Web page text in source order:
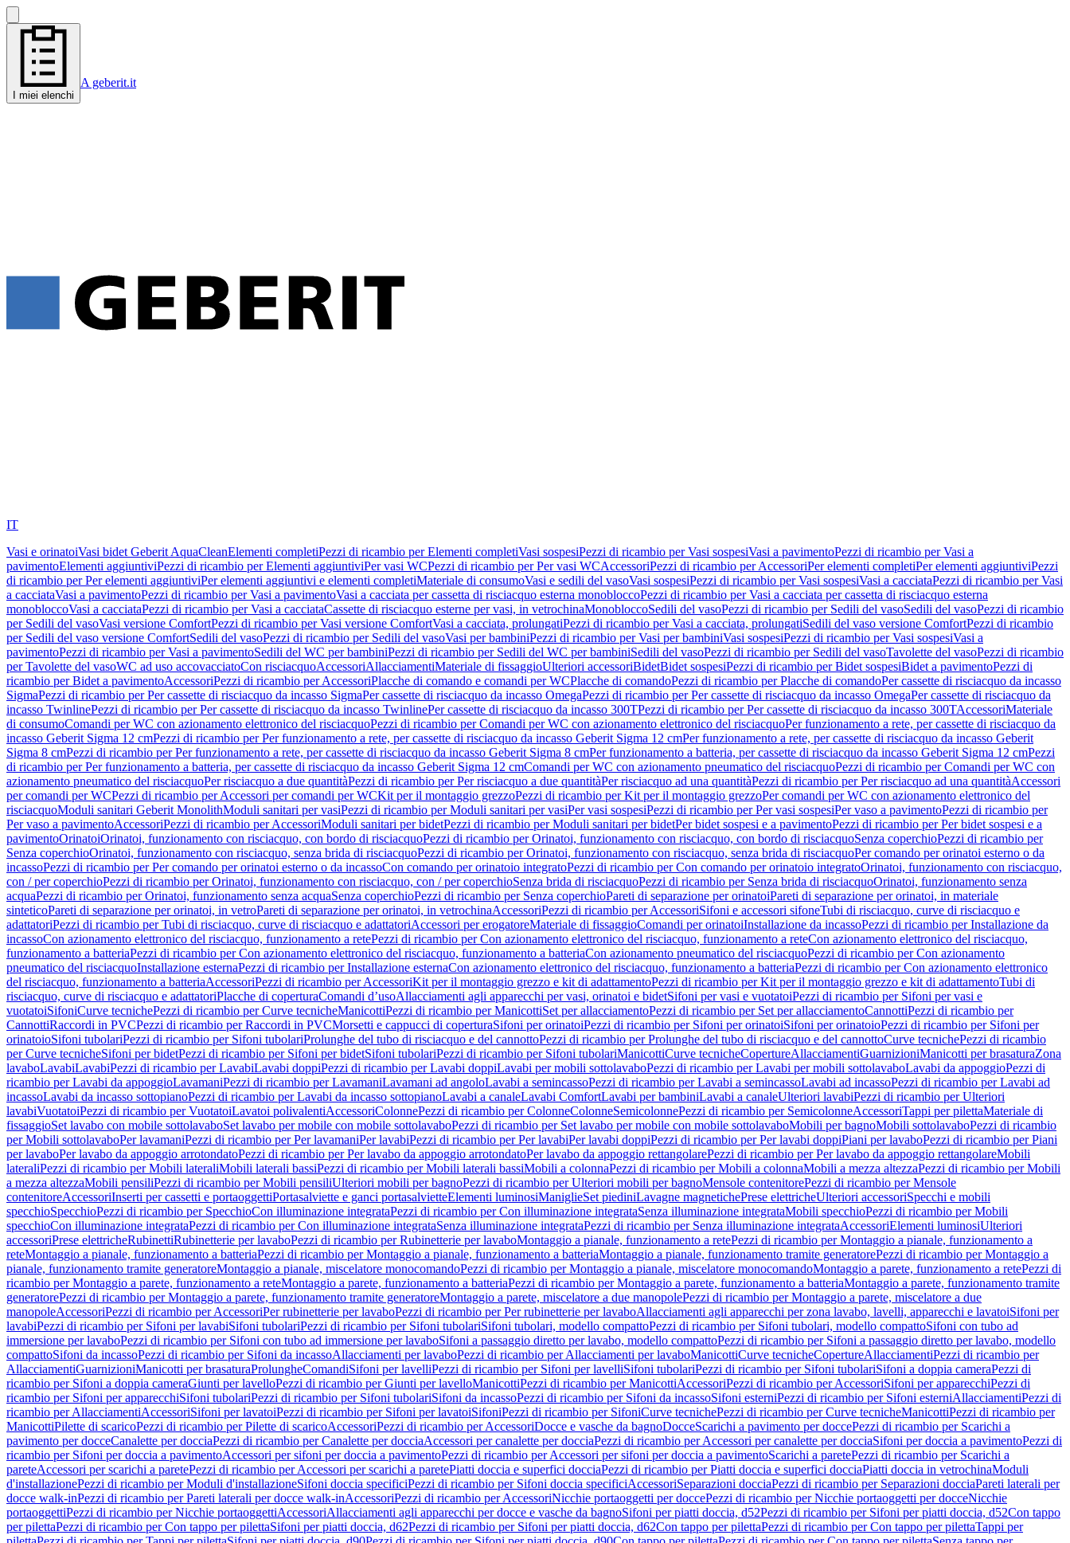
I miei elenchi
A geberit.it
IT
Vasi e orinatoiVasi bidet Geberit AquaCleanElementi completiPezzi di ricambio per Elementi completiVasi sospesiPezzi di ricambio per Vasi sospesiVasi a pavimentoPezzi di ricambio per Vasi a
pavimentoElementi aggiuntiviPezzi di ricambio per Elementi aggiuntiviPer vasi WCPezzi di ricambio per Per vasi WCAccessoriPezzi di ricambio per AccessoriPer elementi completiPer elementi aggiuntiviPezzi
di ricambio per Per elementi aggiuntiviPer elementi aggiuntivi e elementi completiMateriale di consumoVasi e sedili del vasoVasi sospesiPezzi di ricambio per Vasi sospesiVasi a cacciataPezzi di ricambio per Vasi
a cacciataVasi a pavimentoPezzi di ricambio per Vasi a pavimentoVasi a cacciata per cassetta di risciacquo esterna monobloccoPezzi di ricambio per Vasi a cacciata per cassetta di risciacquo esterna
monobloccoVasi a cacciataPezzi di ricambio per Vasi a cacciataCassette di risciacquo esterne per vasi, in vetrochinaMonobloccoSedili del vasoPezzi di ricambio per Sedili del vasoSedili del vasoPezzi di ricambio
per Sedili del vasoVasi versione ComfortPezzi di ricambio per Vasi versione ComfortVasi a cacciata, prolungatiPezzi di ricambio per Vasi a cacciata, prolungatiSedili del vaso versione ComfortPezzi di ricambio
per Sedili del vaso versione ComfortSedili del vasoPezzi di ricambio per Sedili del vasoVasi per bambiniPezzi di ricambio per Vasi per bambiniVasi sospesiPezzi di ricambio per Vasi sospesiVasi a
pavimentoPezzi di ricambio per Vasi a pavimentoSedili del WC per bambiniPezzi di ricambio per Sedili del WC per bambiniSedili del vasoPezzi di ricambio per Sedili del vasoTavolette del vasoPezzi di ricambio
per Tavolette del vasoWC ad uso accovacciatoCon risciacquoAccessoriAllacciamentiMateriale di fissaggioUlteriori accessoriBidetBidet sospesiPezzi di ricambio per Bidet sospesiBidet a pavimentoPezzi di
ricambio per Bidet a pavimentoAccessoriPezzi di ricambio per AccessoriPlacche di comando e comandi per WCPlacche di comandoPezzi di ricambio per Placche di comandoPer cassette di risciacquo da incasso
SigmaPezzi di ricambio per Per cassette di risciacquo da incasso SigmaPer cassette di risciacquo da incasso OmegaPezzi di ricambio per Per cassette di risciacquo da incasso OmegaPer cassette di risciacquo da
incasso TwinlinePezzi di ricambio per Per cassette di risciacquo da incasso TwinlinePer cassette di risciacquo da incasso 300TPezzi di ricambio per Per cassette di risciacquo da incasso 300TAccessoriMateriale
di consumoComandi per WC con azionamento elettronico del risciacquoPezzi di ricambio per Comandi per WC con azionamento elettronico del risciacquoPer funzionamento a rete, per cassette di risciacquo da
incasso Geberit Sigma 12 cmPezzi di ricambio per Per funzionamento a rete, per cassette di risciacquo da incasso Geberit Sigma 12 cmPer funzionamento a rete, per cassette di risciacquo da incasso Geberit
Sigma 8 cmPezzi di ricambio per Per funzionamento a rete, per cassette di risciacquo da incasso Geberit Sigma 8 cmPer funzionamento a batteria, per cassette di risciacquo da incasso Geberit Sigma 12 cmPezzi
di ricambio per Per funzionamento a batteria, per cassette di risciacquo da incasso Geberit Sigma 12 cmComandi per WC con azionamento pneumatico del risciacquoPezzi di ricambio per Comandi per WC con
azionamento pneumatico del risciacquoPer risciacquo a due quantitàPezzi di ricambio per Per risciacquo a due quantitàPer risciacquo ad una quantitàPezzi di ricambio per Per risciacquo ad una quantitàAccessori
per comandi per WCPezzi di ricambio per Accessori per comandi per WCKit per il montaggio grezzoPezzi di ricambio per Kit per il montaggio grezzoPer comandi per WC con azionamento elettronico del
risciacquoModuli sanitari Geberit MonolithModuli sanitari per vasiPezzi di ricambio per Moduli sanitari per vasiPer vasi sospesiPezzi di ricambio per Per vasi sospesiPer vaso a pavimentoPezzi di ricambio per
Per vaso a pavimentoAccessoriPezzi di ricambio per AccessoriModuli sanitari per bidetPezzi di ricambio per Moduli sanitari per bidetPer bidet sospesi e a pavimentoPezzi di ricambio per Per bidet sospesi e a
pavimentoOrinatoiOrinatoi, funzionamento con risciacquo, con bordo di risciacquoPezzi di ricambio per Orinatoi, funzionamento con risciacquo, con bordo di risciacquoSenza coperchioPezzi di ricambio per
Senza coperchioOrinatoi, funzionamento con risciacquo, senza brida di risciacquoPezzi di ricambio per Orinatoi, funzionamento con risciacquo, senza brida di risciacquoPer comando per orinatoi esterno o da
incassoPezzi di ricambio per Per comando per orinatoi esterno o da incassoCon comando per orinatoio integratoPezzi di ricambio per Con comando per orinatoio integratoOrinatoi, funzionamento con risciacquo,
con / per coperchioPezzi di ricambio per Orinatoi, funzionamento con risciacquo, con / per coperchioSenza brida di risciacquoPezzi di ricambio per Senza brida di risciacquoOrinatoi, funzionamento senza
acquaPezzi di ricambio per Orinatoi, funzionamento senza acquaSenza coperchioPezzi di ricambio per Senza coperchioPareti di separazione per orinatoiPareti di separazione per orinatoi, in materiale
sinteticoPareti di separazione per orinatoi, in vetroPareti di separazione per orinatoi, in vetrochinaAccessoriPezzi di ricambio per AccessoriSifoni e accessori sifoneTubi di risciacquo, curve di risciacquo e
adattatoriPezzi di ricambio per Tubi di risciacquo, curve di risciacquo e adattatoriAccessori per erogatoreMateriale di fissaggioComandi per orinatoiInstallazione da incassoPezzi di ricambio per Installazione da
incassoCon azionamento elettronico del risciacquo, funzionamento a retePezzi di ricambio per Con azionamento elettronico del risciacquo, funzionamento a reteCon azionamento elettronico del risciacquo,
funzionamento a batteriaPezzi di ricambio per Con azionamento elettronico del risciacquo, funzionamento a batteriaCon azionamento pneumatico del risciacquoPezzi di ricambio per Con azionamento
pneumatico del risciacquoInstallazione esternaPezzi di ricambio per Installazione esternaCon azionamento elettronico del risciacquo, funzionamento a batteriaPezzi di ricambio per Con azionamento elettronico
del risciacquo, funzionamento a batteriaAccessoriPezzi di ricambio per AccessoriKit per il montaggio grezzo e kit di adattamentoPezzi di ricambio per Kit per il montaggio grezzo e kit di adattamentoTubi di
risciacquo, curve di risciacquo e adattatoriPlacche di coperturaComandi d’usoAllacciamenti agli apparecchi per vasi, orinatoi e bidetSifoni per vasi e vuotatoiPezzi di ricambio per Sifoni per vasi e
vuotatoiSifoniCurve tecnichePezzi di ricambio per Curve tecnicheManicottiPezzi di ricambio per ManicottiSet per allacciamentoPezzi di ricambio per Set per allacciamentoCannottiPezzi di ricambio per
CannottiRaccordi in PVCPezzi di ricambio per Raccordi in PVCMorsetti e cappucci di coperturaSifoni per orinatoiPezzi di ricambio per Sifoni per orinatoiSifoni per orinatoioPezzi di ricambio per Sifoni per
orinatoioSifoni tubolariPezzi di ricambio per Sifoni tubolariProlunghe del tubo di risciacquo e del cannottoPezzi di ricambio per Prolunghe del tubo di risciacquo e del cannottoCurve tecnichePezzi di ricambio
per Curve tecnicheSifoni per bidetPezzi di ricambio per Sifoni per bidetSifoni tubolariPezzi di ricambio per Sifoni tubolariManicottiCurve tecnicheCopertureAllacciamentiGuarnizioniManicotti per brasaturaZona
lavaboLavabiLavabiPezzi di ricambio per LavabiLavabi doppiPezzi di ricambio per Lavabi doppiLavabi per mobili sottolavaboPezzi di ricambio per Lavabi per mobili sottolavaboLavabi da appoggioPezzi di
ricambio per Lavabi da appoggioLavamaniPezzi di ricambio per LavamaniLavamani ad angoloLavabi a semincassoPezzi di ricambio per Lavabi a semincassoLavabi ad incassoPezzi di ricambio per Lavabi ad
incassoLavabi da incasso sottopianoPezzi di ricambio per Lavabi da incasso sottopianoLavabi a canaleLavabi ComfortLavabi per bambiniLavabi a canaleUlteriori lavabiPezzi di ricambio per Ulteriori
lavabiVuotatoiPezzi di ricambio per VuotatoiLavatoi polivalentiAccessoriColonnePezzi di ricambio per ColonneColonneSemicolonnePezzi di ricambio per SemicolonneAccessoriTappi per pilettaMateriale di
fissaggioSet lavabo con mobile sottolavaboSet lavabo per mobile con mobile sottolavaboPezzi di ricambio per Set lavabo per mobile con mobile sottolavaboMobili per bagnoMobili sottolavaboPezzi di ricambio
per Mobili sottolavaboPer lavamaniPezzi di ricambio per Per lavamaniPer lavabiPezzi di ricambio per Per lavabiPer lavabi doppiPezzi di ricambio per Per lavabi doppiPiani per lavaboPezzi di ricambio per Piani
per lavaboPer lavabo da appoggio arrotondatoPezzi di ricambio per Per lavabo da appoggio arrotondatoPer lavabo da appoggio rettangolarePezzi di ricambio per Per lavabo da appoggio rettangolareMobili
lateraliPezzi di ricambio per Mobili lateraliMobili laterali bassiPezzi di ricambio per Mobili laterali bassiMobili a colonnaPezzi di ricambio per Mobili a colonnaMobili a mezza altezzaPezzi di ricambio per Mobili
a mezza altezzaMobili pensiliPezzi di ricambio per Mobili pensiliUlteriori mobili per bagnoPezzi di ricambio per Ulteriori mobili per bagnoMensole contenitorePezzi di ricambio per Mensole
contenitoreAccessoriInserti per cassetti e portaoggettiPortasalviette e ganci portasalvietteElementi luminosiManiglieSet piediniLavagne magnetichePrese elettricheUlteriori accessoriSpecchi e mobili
specchioSpecchioPezzi di ricambio per SpecchioCon illuminazione integrataPezzi di ricambio per Con illuminazione integrataSenza illuminazione integrataMobili specchioPezzi di ricambio per Mobili
specchioCon illuminazione integrataPezzi di ricambio per Con illuminazione integrataSenza illuminazione integrataPezzi di ricambio per Senza illuminazione integrataAccessoriElementi luminosiUlteriori
accessoriPrese elettricheRubinettiRubinetterie per lavaboPezzi di ricambio per Rubinetterie per lavaboMontaggio a pianale, funzionamento a retePezzi di ricambio per Montaggio a pianale, funzionamento a
reteMontaggio a pianale, funzionamento a batteriaPezzi di ricambio per Montaggio a pianale, funzionamento a batteriaMontaggio a pianale, funzionamento tramite generatorePezzi di ricambio per Montaggio a
pianale, funzionamento tramite generatoreMontaggio a pianale, miscelatore monocomandoPezzi di ricambio per Montaggio a pianale, miscelatore monocomandoMontaggio a parete, funzionamento a retePezzi di
ricambio per Montaggio a parete, funzionamento a reteMontaggio a parete, funzionamento a batteriaPezzi di ricambio per Montaggio a parete, funzionamento a batteriaMontaggio a parete, funzionamento tramite
generatorePezzi di ricambio per Montaggio a parete, funzionamento tramite generatoreMontaggio a parete, miscelatore a due manopolePezzi di ricambio per Montaggio a parete, miscelatore a due
manopoleAccessoriPezzi di ricambio per AccessoriPer rubinetterie per lavaboPezzi di ricambio per Per rubinetterie per lavaboAllacciamenti agli apparecchi per zona lavabo, lavelli, apparecchi e lavatoiSifoni per
lavabiPezzi di ricambio per Sifoni per lavabiSifoni tubolariPezzi di ricambio per Sifoni tubolariSifoni tubolari, modello compattoPezzi di ricambio per Sifoni tubolari, modello compattoSifoni con tubo ad
immersione per lavaboPezzi di ricambio per Sifoni con tubo ad immersione per lavaboSifoni a passaggio diretto per lavabo, modello compattoPezzi di ricambio per Sifoni a passaggio diretto per lavabo, modello
compattoSifoni da incassoPezzi di ricambio per Sifoni da incassoAllacciamenti per lavaboPezzi di ricambio per Allacciamenti per lavaboManicottiCurve tecnicheCopertureAllacciamentiPezzi di ricambio per
AllacciamentiGuarnizioniManicotti per brasaturaProlungheComandiSifoni per lavelliPezzi di ricambio per Sifoni per lavelliSifoni tubolariPezzi di ricambio per Sifoni tubolariSifoni a doppia cameraPezzi di
ricambio per Sifoni a doppia cameraGiunti per lavelloPezzi di ricambio per Giunti per lavelloManicottiPezzi di ricambio per ManicottiAccessoriPezzi di ricambio per AccessoriSifoni per apparecchiPezzi di
ricambio per Sifoni per apparecchiSifoni tubolariPezzi di ricambio per Sifoni tubolariSifoni da incassoPezzi di ricambio per Sifoni da incassoSifoni esterniPezzi di ricambio per Sifoni esterniAllacciamentiPezzi di
ricambio per AllacciamentiAccessoriSifoni per lavatoiPezzi di ricambio per Sifoni per lavatoiSifoniPezzi di ricambio per SifoniCurve tecnichePezzi di ricambio per Curve tecnicheManicottiPezzi di ricambio per
ManicottiPilette di scaricoPezzi di ricambio per Pilette di scaricoAccessoriPezzi di ricambio per AccessoriDocce e vasche da bagnoDocceScarichi a pavimento per doccePezzi di ricambio per Scarichi a
pavimento per docceCanalette per docciaPezzi di ricambio per Canalette per docciaAccessori per canalette per docciaPezzi di ricambio per Accessori per canalette per docciaSifoni per doccia a pavimentoPezzi di
ricambio per Sifoni per doccia a pavimentoAccessori per sifoni per doccia a pavimentoPezzi di ricambio per Accessori per sifoni per doccia a pavimentoScarichi a paretePezzi di ricambio per Scarichi a
pareteAccessori per scarichi a paretePezzi di ricambio per Accessori per scarichi a paretePiatti doccia e superfici docciaPezzi di ricambio per Piatti doccia e superfici docciaPiatti doccia in vetrochinaModuli
d'installazionePezzi di ricambio per Moduli d'installazioneSifoni doccia specificiPezzi di ricambio per Sifoni doccia specificiAccessoriSeparazioni docciaPezzi di ricambio per Separazioni docciaPareti laterali per
docce walk-inPezzi di ricambio per Pareti laterali per docce walk-inAccessoriPezzi di ricambio per AccessoriNicchie portaoggetti per doccePezzi di ricambio per Nicchie portaoggetti per docceNicchie
portaoggettiPezzi di ricambio per Nicchie portaoggettiAccessoriAllacciamenti agli apparecchi per docce e vasche da bagnoSifoni per piatti doccia, d52Pezzi di ricambio per Sifoni per piatti doccia, d52Con tappo
per pilettaPezzi di ricambio per Con tappo per pilettaSifoni per piatti doccia, d62Pezzi di ricambio per Sifoni per piatti doccia, d62Con tappo per pilettaPezzi di ricambio per Con tappo per pilettaTappi per